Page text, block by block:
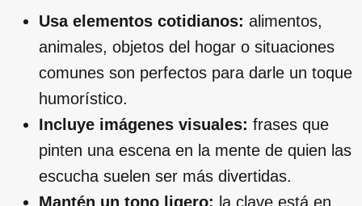
Usa elementos cotidianos: alimentos,
animales, objetos del hogar o situaciones
comunes son perfectos para darle un toque
humorístico.
Incluye imágenes visuales: frases que
pinten una escena en la mente de quien las
escucha suelen ser más divertidas.
Mantén un tono ligero: la clave está en